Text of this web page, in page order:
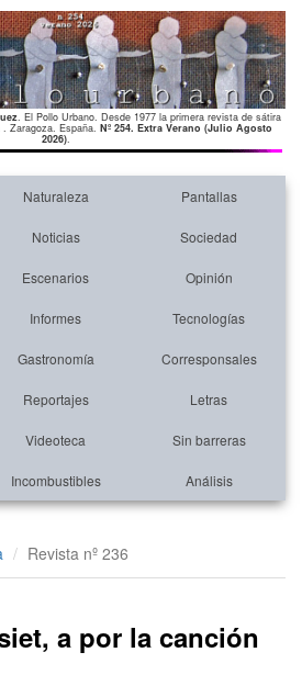
. El Pollo Urbano. Desde 1977 la primera revista de sátira
Zaragoza. España. Nº 254. Extra Verano (Julio Agosto
2026).
Naturaleza Pantallas
Noticias Sociedad
Escenarios Opinión
Informes Tecnologías
Gastronomía Corresponsales
Reportajes Letras
Videoteca Sin barreras
Incombustibles Análisis
Revista nº 236
a por la canción